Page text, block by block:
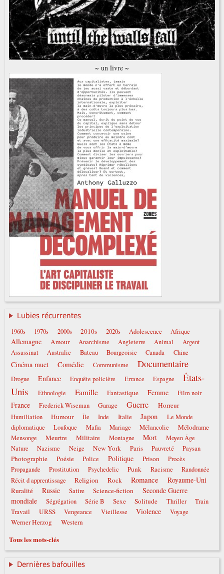
~ un livre ~
Lubies récurrentes
1960s 1970s 2000s 2010s 2020s Adolescence Afrique
Allemagne Amour Anarchisme Angleterre Animal
Argent
Assassinat
Australie Bateau Bourgeoisie Canada Chine
Cinéma muet Comédie Communisme Documentaire
Drogue Enfance Enquête policière Errance Espagne
États-
Unis
Ethnologie Famille Fantastique Femme Film noir
France Frederick Wiseman Garage Guerre Horreur
Humiliation Humour Île Inde Italie Japon
Le Monde
diplomatique
Loufoque Mafia Mariage Mélancolie Mélodrame
Mensonge Meurtre Militaire Montagne Mort
Moyen Âge
Nature
Nazisme Neige New York Paris Pauvreté Paysan
Photographie Poésie Police Politique Prison
Procès
Propagande
Prostitution Psychedelic Punk Racisme
Randonnée
Récit d apprentissage
Religion Rock Romance Royaume-Uni
Ruralité Russie Satire Science-fiction
Seconde Guerre
mondiale
Ségrégation Série B Sexe Solitude Thriller Train
Travail URSS Vengeance Vieillesse Violence Voyage
Werner Herzog Western
Tous les mots-clés
Dernières bafouilles